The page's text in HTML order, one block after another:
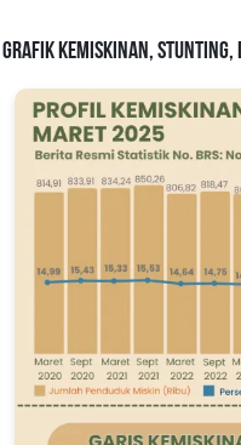
Grafik Kemiskinan, Stunting,